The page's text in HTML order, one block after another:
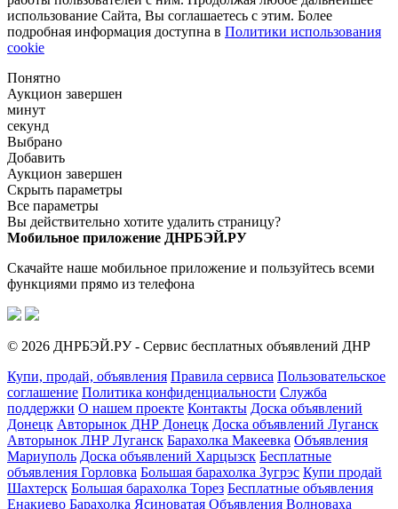
использование Сайта, Вы соглашаетесь с этим. Более
подробная информация доступна в Политики использования
cookie
Понятно
Аукцион завершен
минут
секунд
Выбрано
Добавить
Аукцион завершен
Скрыть параметры
Все параметры
Вы действительно хотите удалить страницу?
Мобильное приложение ДНРБЭЙ.РУ
Скачайте наше мобильное приложение и пользуйтесь всеми
функциями прямо из телефона
© 2026 ДНРБЭЙ.РУ - Сервис бесплатных объявлений ДНР
Купи, продай, объявления Правила сервиса Пользовательское
соглашение Политика конфиденциальности Служба
поддержки О нашем проекте Контакты Доска объявлений
Донецк Авторынок ДНР Донецк Доска объявлений Луганск
Авторынок ЛНР Луганск Барахолка Макеевка Объявления
Мариуполь Доска объявлений Харцызск Бесплатные
объявления Горловка Большая барахолка Зугрэс Купи продай
Шахтерск Большая барахолка Торез Бесплатные объявления
Енакиево Барахолка Ясиноватая Объявления Волноваха